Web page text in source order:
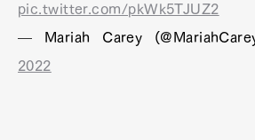
pic.twitter.com/pkWk5TJUZ2
— Mariah Carey
2022